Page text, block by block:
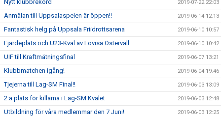
Nytt klubbrekord 2019-07-22 22:03
Anmälan till Uppsalaspelen är öppen!! 2019-06-14 12:13
Fantastisk helg på Uppsala Friidrottsarena 2019-06-10 10:57
Fjärdeplats och U23-Kval av Lovisa Östervall 2019-06-10 10:42
UIF till Kraftmätningsfinal 2019-06-07 13:21
Klubbmatchen igång! 2019-06-04 19:46
Tjejerna till Lag-SM Final!! 2019-06-03 13:09
2:a plats för killarna i Lag-SM Kvalet 2019-06-03 12:48
Utbildning för våra medlemmar den 7 Juni! 2019-06-03 12:25